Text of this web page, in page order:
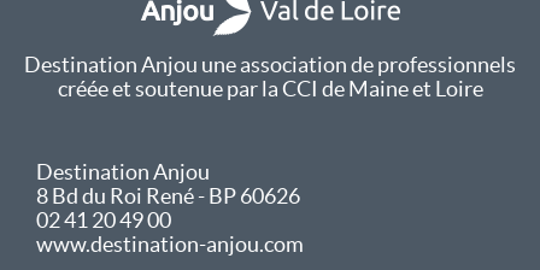
Destination Anjou une association de professionnels
créée et soutenue par la CCI de Maine et Loire
Destination Anjou
8 Bd du Roi René - BP 60626
02 41 20 49 00
www.destination-anjou.com